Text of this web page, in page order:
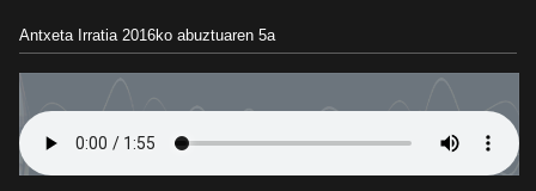
Antxeta Irratia 2016ko abuztuaren 5a